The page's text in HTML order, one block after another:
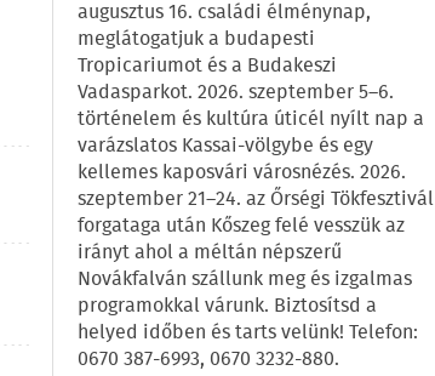
augusztus 16. családi élménynap,
meglátogatjuk a budapesti
Tropicariumot és a Budakeszi
Vadasparkot. 2026. szeptember 5–6.
történelem és kultúra úticél nyílt nap a
varázslatos Kassai-völgybe és egy
kellemes kaposvári városnézés. 2026.
szeptember 21–24. az Őrségi Tökfesztivál
forgataga után Kőszeg felé vesszük az
irányt ahol a méltán népszerű
Novákfalván szállunk meg és izgalmas
programokkal várunk. Biztosítsd a
helyed időben és tarts velünk! Telefon:
0670 387-6993, 0670 3232-880.